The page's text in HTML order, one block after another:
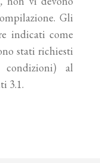
Gli
indicati come
stati richiesti
al
3.1.